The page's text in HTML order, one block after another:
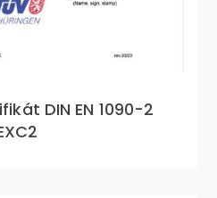
DIN EN 1090-2